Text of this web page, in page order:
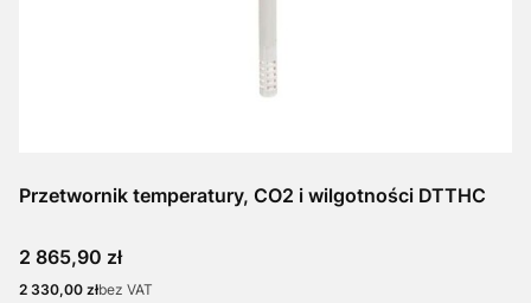
Przetwornik temperatury, CO2 i wilgotności DTTHC
Cena
2 865,90 zł
Cena
2 330,00 złbez VAT